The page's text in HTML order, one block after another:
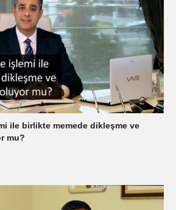
ile birlikte memede dikleşme ve
mu?